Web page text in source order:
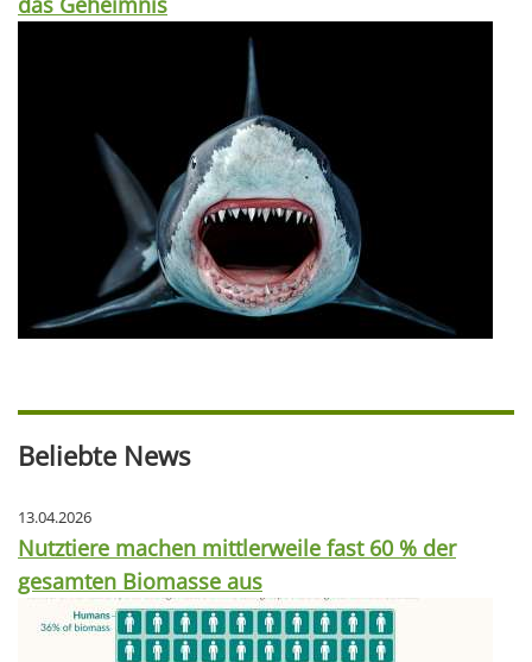
Beliebte News
13.04.2026
Nutztiere machen mittlerweile fast 60 % der
gesamten Biomasse aus